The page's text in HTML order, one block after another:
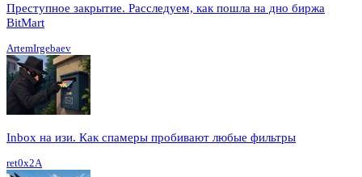
Преступное закрытие. Расследуем, как пошла на дно биржа
BitMart
ArtemIrgebaev
Inbox на изи. Как спамеры пробивают любые фильтры
ret0x2A